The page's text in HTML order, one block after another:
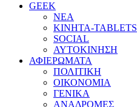
GEEK
ΝΕΑ
ΚΙΝΗΤΑ-TABLETS
SOCIAL
ΑΥΤΟΚΙΝΗΣΗ
ΑΦΙΕΡΩΜΑΤΑ
ΠΟΛΙΤΙΚΗ
ΟΙΚΟΝΟΜΙΑ
ΓΕΝΙΚΑ
ΑΝΑΔΡΟΜΕΣ